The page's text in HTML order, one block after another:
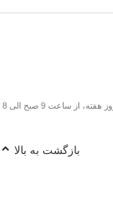
هفت روز هفته، از ساعت 9 صبح الی 8
بازگشت به بالا